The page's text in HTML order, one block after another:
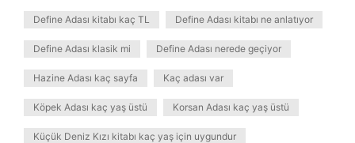
Define Adası kitabı kaç TL Define Adası kitabı ne anlatıyor
Define Adası klasik mi Define Adası nerede geçiyor
Hazine Adası kaç sayfa Kaç adası var
Köpek Adası kaç yaş üstü Korsan Adası kaç yaş üstü
Küçük Deniz Kızı kitabı kaç yaş için uygundur